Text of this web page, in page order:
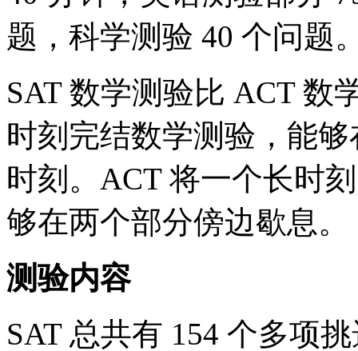
题，科学测验 40 个问题
SAT 数学测验比 ACT 数
时刻完结数学测验，能
时刻。ACT 将一个长时
够在两个部分傍边歇息。
测验内容
SAT 总共有 154 个多项